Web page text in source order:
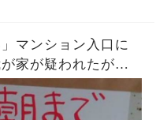
マンション入口に
家が疑われたが、
信源